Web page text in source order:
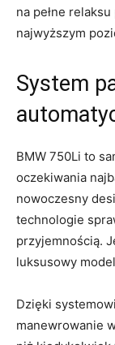
‍na ‌pełne
najwyższym
System‍
BMW ⁣750Li to
oczekiwania
nowoczesny
technologie
przyjemnością.
luksusowy⁤
Dzięki
manewrowanie